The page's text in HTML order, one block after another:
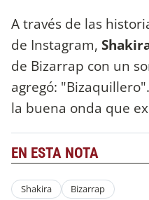
A través de las
de Instagram,
de Bizarrap con un
agregó:
la buena onda que
EN ESTA NOTA
Shakira Bizarrap